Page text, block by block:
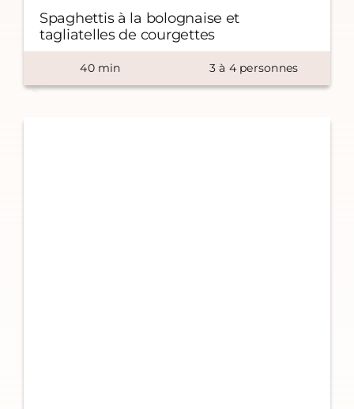
Spaghettis à la bolognaise et
tagliatelles de courgettes
40min 3à 4personnes